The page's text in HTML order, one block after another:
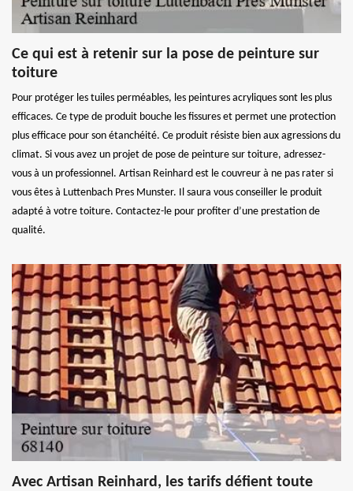
Ce qui est à retenir sur la pose de peinture sur
toiture
Pour protéger les tuiles perméables, les peintures acryliques sont les plus
efficaces. Ce type de produit bouche les fissures et permet une protection
plus efficace pour son étanchéité. Ce produit résiste bien aux agressions du
climat. Si vous avez un projet de pose de peinture sur toiture, adressez-
vous à un professionnel. Artisan Reinhard est le couvreur à ne pas rater si
vous êtes à Luttenbach Pres Munster. Il saura vous conseiller le produit
adapté à votre toiture. Contactez-le pour profiter d’une prestation de
qualité.
Avec Artisan Reinhard, les tarifs défient toute